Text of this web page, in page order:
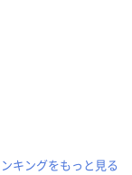
キングをもっと見る